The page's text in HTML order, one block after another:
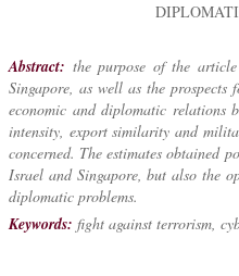
Abstract: the purpose of the
Singapore, as well as the
economic and diplomatic relations
intensity, export similarity and
concerned. The estimates obtained
Israel and Singapore, but also the
diplomatic problems.
Keywords: fight against terrorism,